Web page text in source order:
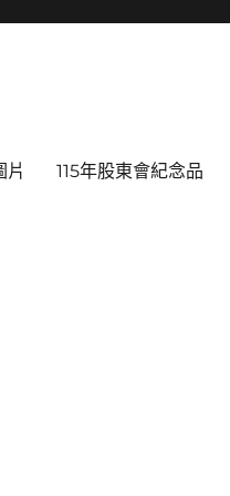
片 115年股東會紀念品